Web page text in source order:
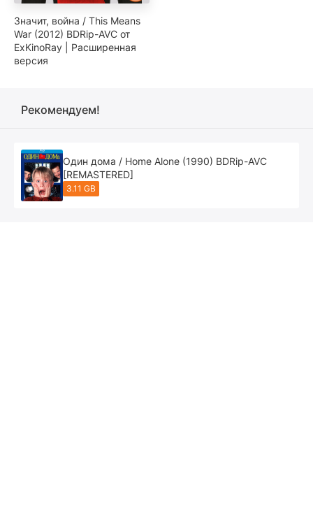
Значит, война / This Means
War (2012) BDRip-AVC от
ExKinoRay | Расширенная
версия
Рекомендуем!
Один дома / Home Alone (1990) BDRip-AVC
[REMASTERED]
3.11 GB